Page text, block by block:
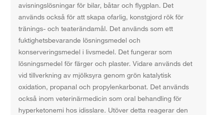
avisningslösningar för bilar, båtar och flygplan. Det
används också för att skapa ofarlig, konstgjord rök för
tränings- och teaterändamål. Det används som ett
fuktighetsbevarande lösningsmedel och
konserveringsmedel i livsmedel. Det fungerar som
lösningsmedel för färger och plaster. Vidare används det
vid tillverkning av mjölksyra genom grön katalytisk
oxidation, propanal och propylenkarbonat. Det används
också inom veterinärmedicin som oral behandling för
hyperketonemi hos idisslare. Utöver detta reagerar den